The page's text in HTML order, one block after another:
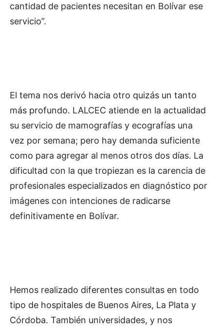
cantidad de pacientes necesitan en Bolívar ese
servicio”.
El tema nos derivó hacia otro quizás un tanto
más profundo. LALCEC atiende en la actualidad
su servicio de mamografías y ecografías una
vez por semana; pero hay demanda suficiente
como para agregar al menos otros dos días. La
dificultad con la que tropiezan es la carencia de
profesionales especializados en diagnóstico por
imágenes con intenciones de radicarse
definitivamente en Bolívar.
Hemos realizado diferentes consultas en todo
tipo de hospitales de Buenos Aires, La Plata y
Córdoba. También universidades, y nos